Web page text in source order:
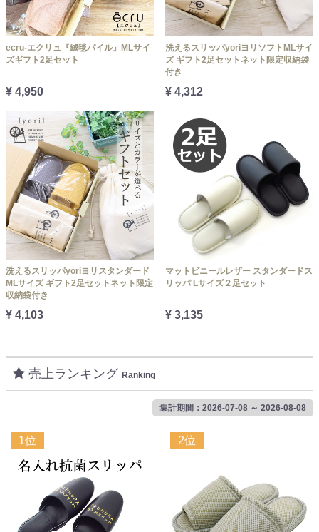
ecru-エクリュ『絨毯パイル』MLサイ
ズギフト2足セット
¥ 4,950
洗えるスリッパyoriヨリソフトMLサイ
ズ ギフト2足セットネット限定収納袋
付き
¥ 4,312
洗えるスリッパyoriヨリスタンダード
MLサイズ ギフト2足セットネット限定
収納袋付き
¥ 4,103
マットビニールレザー スタンダードス
リッパ Lサイズ２足セット
¥ 3,135
売上ランキング Ranking
集計期間：2026-07-08 ～ 2026-08-08
1位 2位